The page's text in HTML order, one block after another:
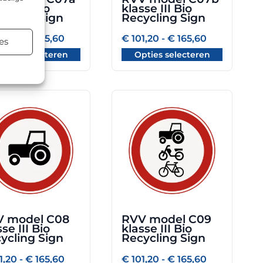
III Bio
Sign
165,60Prijsklasse:
€ 101,20
tot
€ 165,60
selecteren
klasse III Bio
Recycling Sign
€101,20 - €165,60Prijsklasse:
€ 101,20
tot
€ 165,60
Opties selecteren
op
productpagina
model C08
III Bio
Sign
- €165,60Prijsklasse:
RVV model C09
klasse III Bio
Recycling Sign
€101,20 - €165,60Prijsklasse:
product
heeft
meerdere
variaties.
Deze
optie
worden
op
productpagina